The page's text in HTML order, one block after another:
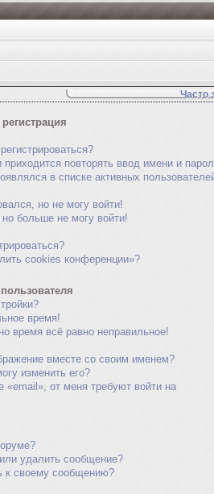
Часто
приходится повторять ввод имени и
в списке активных
но не могу войти!
больше не могу войти!
cookies конференции»?
время!
время всё равно неправильное!
вместе со своим именем?
изменить его?
«email», от меня требуют войти на
удалить сообщение?
к своему сообщению?